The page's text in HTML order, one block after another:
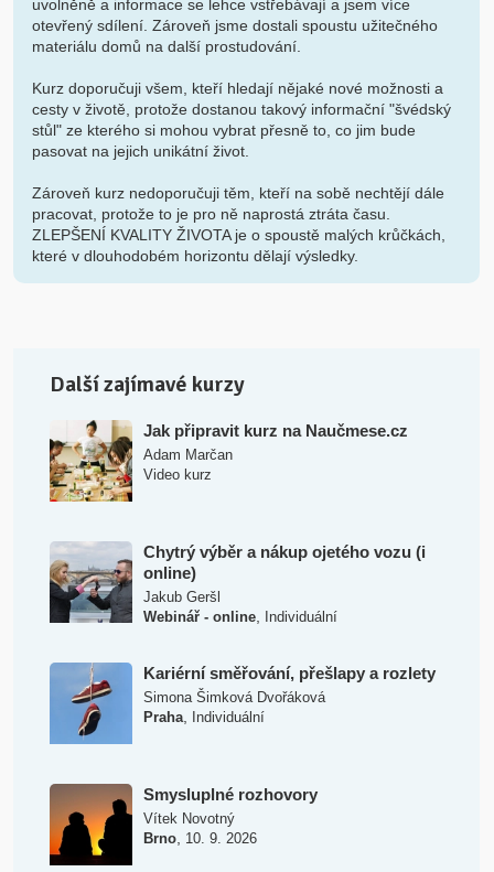
uvolněně a informace se lehce vstřebávají a jsem více
otevřený sdílení. Zároveň jsme dostali spoustu užitečného
materiálu domů na další prostudování.
Kurz doporučuji všem, kteří hledají nějaké nové možnosti a
cesty v životě, protože dostanou takový informační "švédský
stůl" ze kterého si mohou vybrat přesně to, co jim bude
pasovat na jejich unikátní život.
Zároveň kurz nedoporučuji těm, kteří na sobě nechtějí dále
pracovat, protože to je pro ně naprostá ztráta času.
ZLEPŠENÍ KVALITY ŽIVOTA je o spoustě malých krůčkách,
které v dlouhodobém horizontu dělají výsledky.
Další zajímavé kurzy
Jak připravit kurz na Naučmese.cz
Adam Marčan
Video kurz
Chytrý výběr a nákup ojetého vozu (i
online)
Jakub Geršl
Webinář - online, Individuální
Kariérní směřování, přešlapy a rozlety
Simona Šimková Dvořáková
Praha, Individuální
Smysluplné rozhovory
Vítek Novotný
Brno, 10. 9. 2026